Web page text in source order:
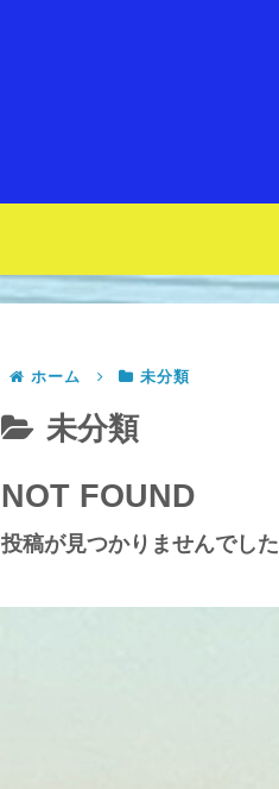
ホーム 未分類
未分類
NOT FOUND
投稿が見つかりませんでした